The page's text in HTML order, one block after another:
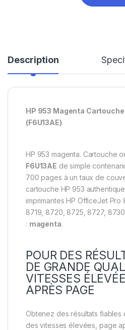
Description
HP 953 Magenta Cartouche
(F6U13AE)
HP 953 magenta. Cartouche
F6U13AE de simple
700 pages à un taux de
cartouche HP 953
imprimantes HP OfficeJet Pro
8719, 8720, 8725, 8727,
: magenta.
POUR DES
DE GRANDE
VITESSES
APRÈS PAGE
Obtenez des résultats fiables
des vitesses élevées, page